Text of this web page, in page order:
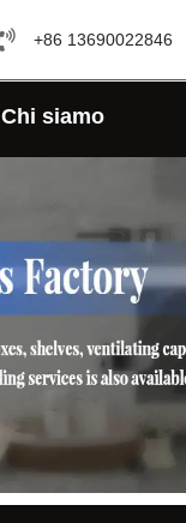
+86 13690022846
Chi siamo